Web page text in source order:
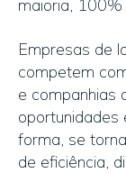
maioria, 100%
Empresas de
competem
e companhias
oportunidades
forma, se
de eficiência,